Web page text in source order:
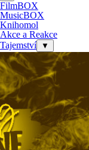
FilmBOX
MusicBOX
Knihomol
Akce a Reakce
Tajemství
▼